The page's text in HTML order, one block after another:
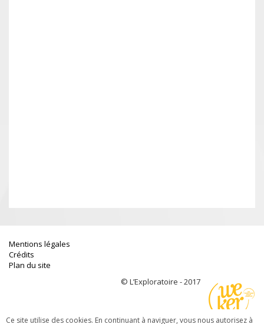
Ce site utilise des cookies. En continuant à naviguer, vous nous autorisez à
Mentions légales
Crédits
Plan du site
© L’Exploratoire - 2017